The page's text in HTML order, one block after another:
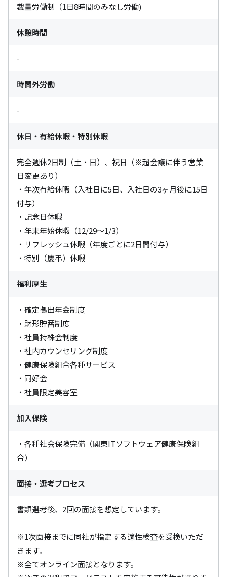
裁量労働制（1日8時間のみなし労働)
休憩時間
-
時間外労働
-
休日・有給休暇・特別休暇
完全週休2日制（土・日）、祝日（※超会議に伴う営業
日変更あり）
・年次有給休暇（入社日に5日、入社日の3ヶ月後に15日
付与）
・記念日休暇
・年末年始休暇（12/29～1/3）
・リフレッシュ休暇（年度ごとに2日間付与）
・特別（慶弔）休暇
福利厚生
・確定拠出年金制度
・財形貯蓄制度
・社員持株会制度
・社内カウンセリング制度
・健康保険組合各種サービス
・同好会
・社員限定美容室
加入保険
・各種社会保険完備（関東ITソフトウェア健康保険組
合）
面接・選考プロセス
書類選考後、2回の面接を想定しています。
※1次面接までに同社が指定する適性検査を受検いただ
きます。
※全てオンライン面接となります。